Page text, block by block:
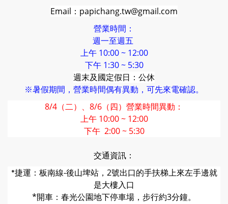
Email：papichang.tw@gmail.com
營業時間：
週一至週五
上午 10:00 ~ 12:00
下午 1:30 ~ 5:30
週末及國定假日：公休
※暑假期間，營業時間偶有異動，可先來電確認。
8/4（二）、8/6（四）營業時間異動：
上午 10:00 ~ 12:00
下午 2:00 ~ 5:30
交通資訊：
*捷運：板南線-後山埤站，2號出口的手扶梯上來左手邊就
是大樓入口
*開車：春光公園地下停車場，步行約3分鐘。